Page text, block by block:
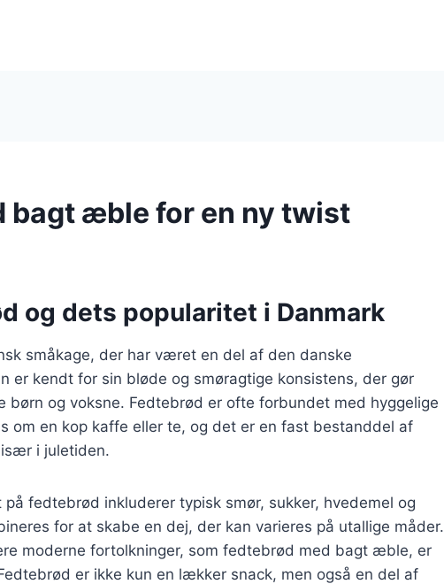
bagt æble for en ny twist
og dets popularitet i Danmark
småkage, der har været en del af den danske
er kendt for sin bløde og smøragtige konsistens, der gør
børn og voksne. Fedtebrød er ofte forbundet med hyggelige
om en kop kaffe eller te, og det er en fast bestanddel af
i juletiden.
fedtebrød inkluderer typisk smør, sukker, hvedemel og
for at skabe en dej, der kan varieres på utallige måder.
moderne fortolkninger, som fedtebrød med bagt æble, er
er ikke kun en lækker snack, men også en del af